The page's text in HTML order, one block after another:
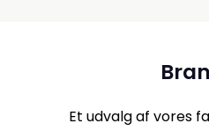
Et udvalg af vores